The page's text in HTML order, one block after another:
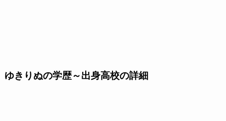
ゆきりぬの学歴～出身高校の詳細